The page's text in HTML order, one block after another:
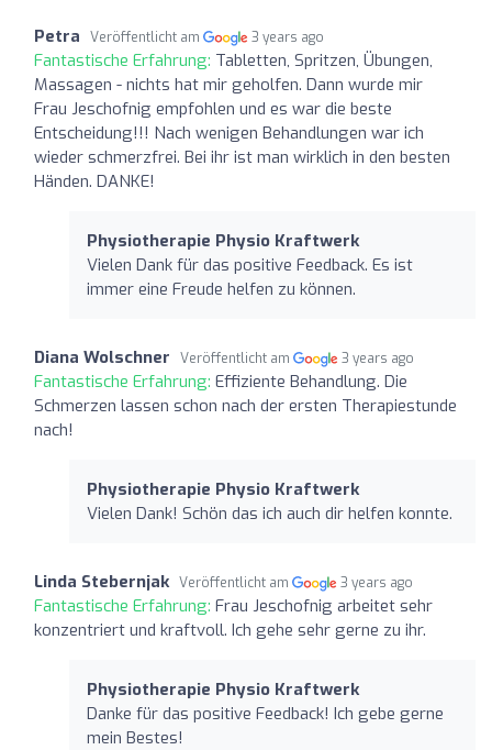
Petra Veröffentlicht am 3 years ago
Fantastische Erfahrung: Tabletten, Spritzen, Übungen,
Massagen - nichts hat mir geholfen. Dann wurde mir
Frau Jeschofnig empfohlen und es war die beste
Entscheidung!!! Nach wenigen Behandlungen war ich
wieder schmerzfrei. Bei ihr ist man wirklich in den besten
Händen. DANKE!
Physiotherapie Physio Kraftwerk
Vielen Dank für das positive Feedback. Es ist
immer eine Freude helfen zu können.
Diana Wolschner Veröffentlicht am 3 years ago
Fantastische Erfahrung: Effiziente Behandlung. Die
Schmerzen lassen schon nach der ersten Therapiestunde
nach!
Physiotherapie Physio Kraftwerk
Vielen Dank! Schön das ich auch dir helfen konnte.
Linda Stebernjak Veröffentlicht am 3 years ago
Fantastische Erfahrung: Frau Jeschofnig arbeitet sehr
konzentriert und kraftvoll. Ich gehe sehr gerne zu ihr.
Physiotherapie Physio Kraftwerk
Danke für das positive Feedback! Ich gebe gerne
mein Bestes!